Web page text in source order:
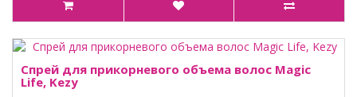
Спрей для прикорневого объема волос Magic
Life, Kezy